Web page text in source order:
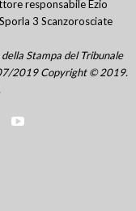
responsabile Ezio
3 Scanzorosciate
Stampa del Tribunale
2019 Copyright © 2019.